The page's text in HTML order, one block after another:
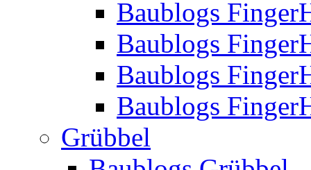
Baublogs
Baublogs
Baublogs
Baublogs
Grübbel